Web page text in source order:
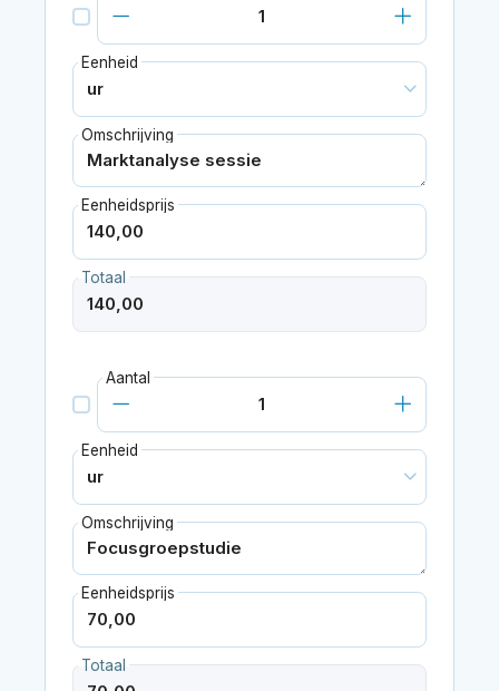
Eenheid
Omschrijving
Eenheidsprijs
Totaal
Aantal
Eenheid
Omschrijving
Eenheidsprijs
Totaal